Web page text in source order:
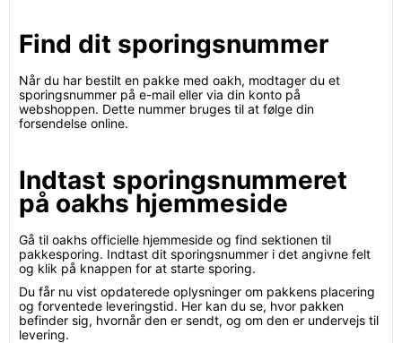
Find dit sporingsnummer
Når du har bestilt en pakke med oakh, modtager du et
sporingsnummer på e-mail eller via din konto på
webshoppen. Dette nummer bruges til at følge din
forsendelse online.
Indtast sporingsnummeret
på oakhs hjemmeside
Gå til oakhs officielle hjemmeside og find sektionen til
pakkesporing. Indtast dit sporingsnummer i det angivne felt
og klik på knappen for at starte sporing.
Du får nu vist opdaterede oplysninger om pakkens placering
og forventede leveringstid. Her kan du se, hvor pakken
befinder sig, hvornår den er sendt, og om den er undervejs til
levering.